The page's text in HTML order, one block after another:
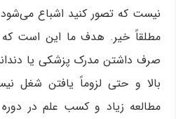
نیست که تصور کنید اشباع
مطلقاً خیر. هدف ما این است که
صرف داشتن مدرک پزشکی یا
بالا و حتی لزوماً یافتن شغل
مطالعه زیاد و کسب علم در